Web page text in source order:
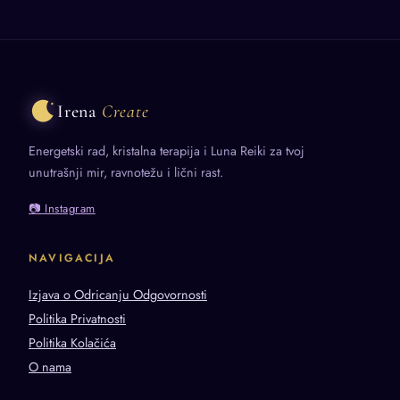
Irena Create
Energetski rad, kristalna terapija i Luna Reiki za tvoj
unutrašnji mir, ravnotežu i lični rast.
📷 Instagram
NAVIGACIJA
Izjava o Odricanju Odgovornosti
Politika Privatnosti
Politika Kolačića
O nama